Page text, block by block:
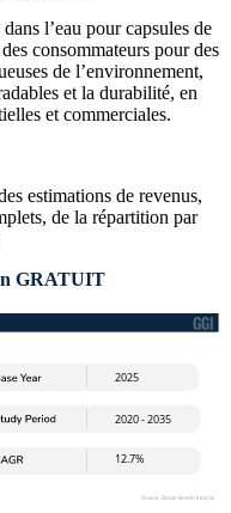
l’eau pour capsules de
consommateurs pour des
de l’environnement,
et la durabilité, en
et commerciales.
estimations de revenus,
de la répartition par
GRATUIT